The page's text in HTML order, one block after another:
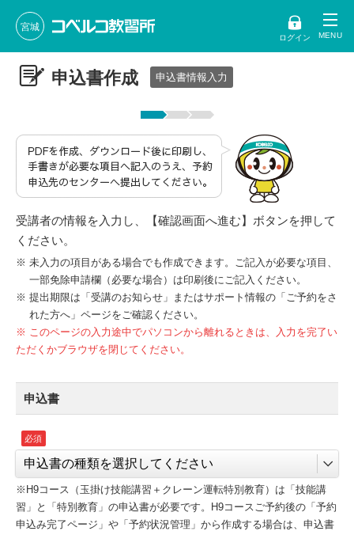
宮城
ログイン
申込書作成 申込書情報入力
受講者の情報を入力し、【確認画面へ進む】ボタンを押して
ください。
未入力の項目がある場合でも作成できます。ご記入が必要な項目、
一部免除申請欄（必要な場合）は印刷後にご記入ください。
提出期限は「受講のお知らせ」またはサポート情報の「ご予約をさ
れた方へ」ページをご確認ください。
※ このページの入力途中でパソコンから離れるときは、入力を完了い
ただくかブラウザを閉じてください。
申込書
※H9コース（玉掛け技能講習＋クレーン運転特別教育）は「技能講
習」と「特別教育」の申込書が必要です。H9コースご予約後の「予約
申込み完了ページ」や「予約状況管理」から作成する場合は、申込書